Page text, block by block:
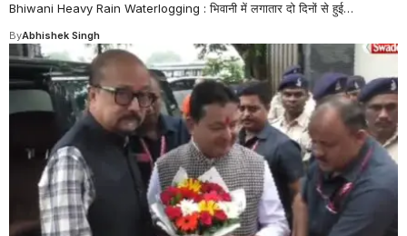
Bhiwani Heavy Rain Waterlogging : भिवानी में लगातार दो दिनों से हुई…
ByAbhishek Singh